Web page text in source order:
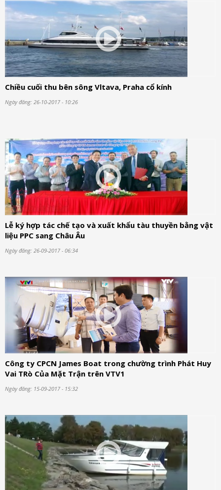
Chiều cuối thu bên sông Vltava, Praha cổ kính
Ngày đăng: 26-10-2017 - 10:26
Lễ ký hợp tác chế tạo và xuất khẩu tàu thuyền bằng vật
liệu PPC sang Châu Âu
Ngày đăng: 26-09-2017 - 06:34
Công ty CPCN James Boat trong chường trình Phát Huy
Vai TRò Của Mặt Trận trên VTV1
Ngày đăng: 15-09-2017 - 15:32